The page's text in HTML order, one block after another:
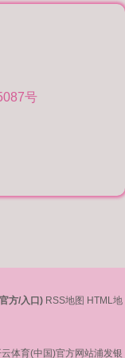
号
方/入口) RSS地图 HTML地
体育(中国)官方网站浦发银